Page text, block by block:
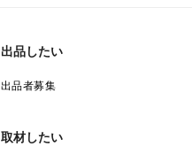
出品したい
出品者募集
取材したい